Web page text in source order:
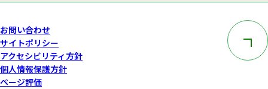
お問い合わせ
サイトポリシー
アクセシビリティ方針
個人情報保護方針
ページ評価
このペー